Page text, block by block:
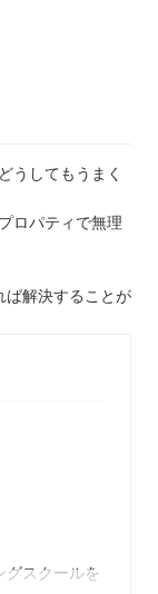
うしてもうまく
ロパティで無理
ば解決することが
グスクールを